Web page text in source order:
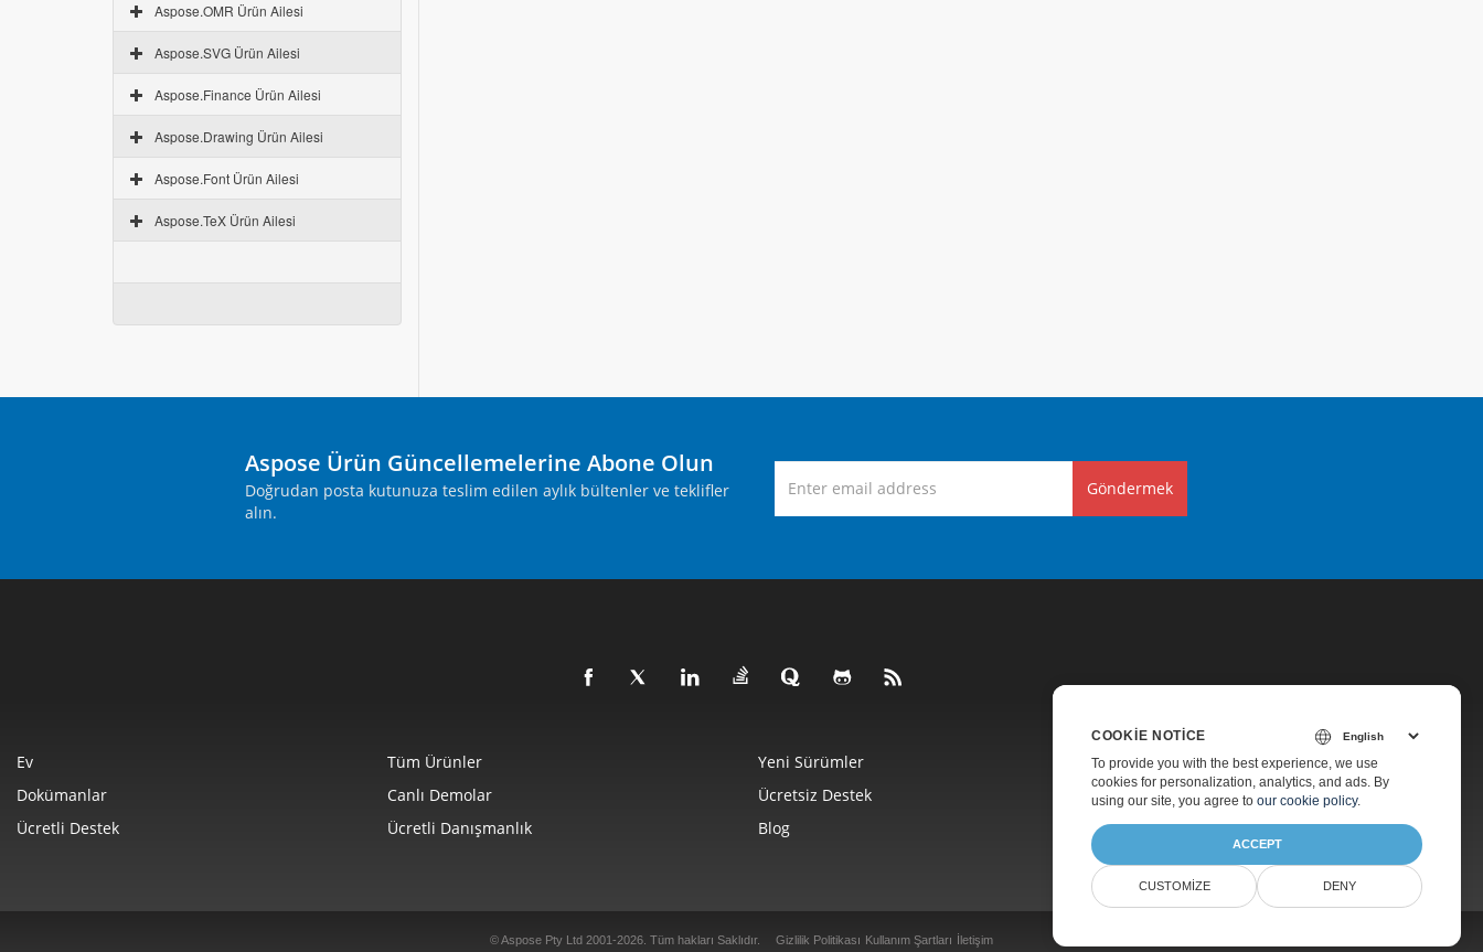
Aspose.OMR Ürün Ailesi
Aspose.SVG Ürün Ailesi
Aspose.Finance Ürün Ailesi
Aspose.Drawing Ürün Ailesi
Aspose.Font Ürün Ailesi
Aspose.TeX Ürün Ailesi
Aspose Ürün Güncellemelerine Abone Olun
Doğrudan posta kutunuza teslim edilen aylık bültenler ve teklifler
alın.
Göndermek
Ev Tüm Ürünler Yeni Sürümler
Fiyatlandırma
Dokümanlar
Canlı Demolar Ücretsiz Destek
Ücretsiz Danışmanlık
Ücretli Destek
Ücretli Danışmanlık Blog Hakkında
© Aspose Pty Ltd 2001-2026. Tüm hakları Saklıdır. Gizlilik Politikası Kullanım Şartları İletişim
COOKIE NOTICE
To provide you with the best experience, we use
cookies for personalization, analytics, and ads. By
using our site, you agree to our cookie policy.
ACCEPT
CUSTOMIZE DENY